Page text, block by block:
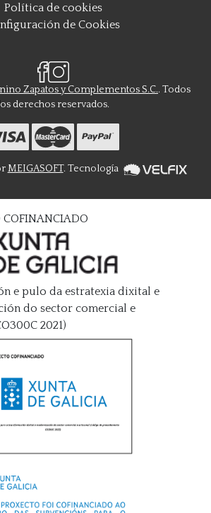
Política de cookies
de Cookies
Zapatos y Complementos S.C.. Todos
derechos reservados.
MEIGASOFT. Tecnología
COFINANCIADO
e pulo da estratexia dixital e
do sector comercial e
2021)